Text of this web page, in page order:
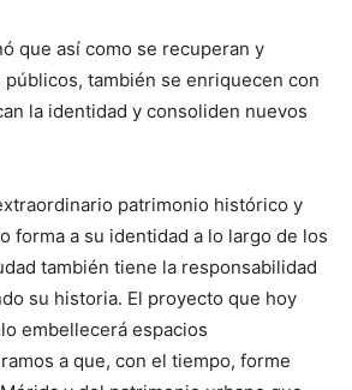
que así como se recuperan y
también se enriquecen con
la identidad y consoliden nuevos
patrimonio histórico y
forma a su identidad a lo largo de los
también tiene la responsabilidad
su historia. El proyecto que hoy
embellecerá espacios
a que, con el tiempo, forme